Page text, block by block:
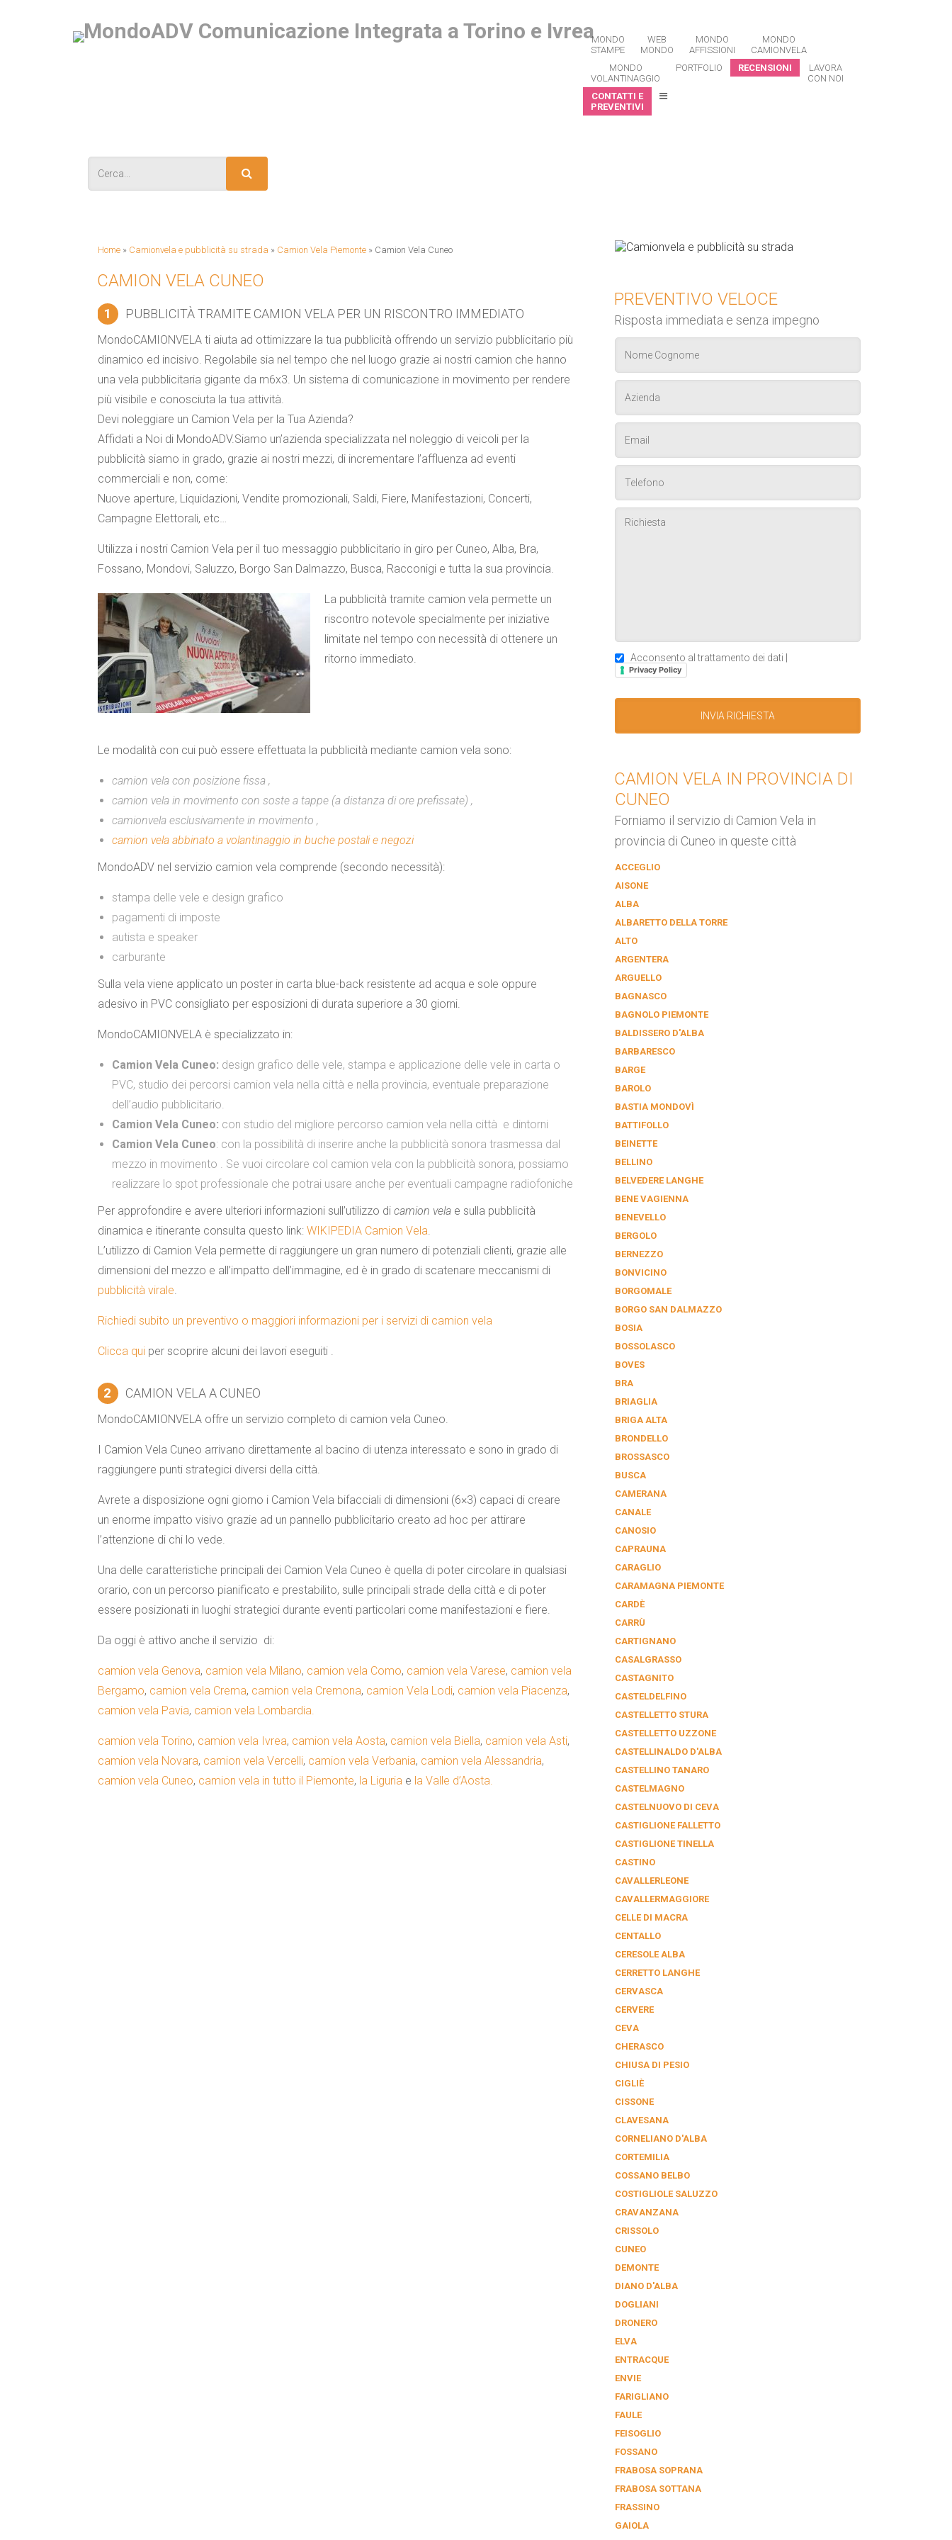
MONDO
STAMPE
WEB
MONDO
MONDO
AFFISSIONI
MONDO
CAMIONVELA
MONDO
VOLANTINAGGIO
PORTFOLIO RECENSIONI
LAVORA
CON NOI
CONTATTI E
PREVENTIVI
Home » Camionvela e pubblicità su strada » Camion Vela Piemonte » Camion Vela Cuneo
CAMION VELA CUNEO
1 PUBBLICITÀ TRAMITE CAMION VELA PER UN RISCONTRO IMMEDIATO
MondoCAMIONVELA ti aiuta ad ottimizzare la tua pubblicità offrendo un servizio pubblicitario più
dinamico ed incisivo. Regolabile sia nel tempo che nel luogo grazie ai nostri camion che hanno
una vela pubblicitaria gigante da m6x3. Un sistema di comunicazione in movimento per rendere
più visibile e conosciuta la tua attività.
Devi noleggiare un Camion Vela per la Tua Azienda?
Affidati a Noi di MondoADV.Siamo un’azienda specializzata nel noleggio di veicoli per la
pubblicità siamo in grado, grazie ai nostri mezzi, di incrementare l’affluenza ad eventi
commerciali e non, come:
Nuove aperture, Liquidazioni, Vendite promozionali, Saldi, Fiere, Manifestazioni, Concerti,
Campagne Elettorali, etc…
Utilizza i nostri Camion Vela per il tuo messaggio pubblicitario in giro per Cuneo, Alba, Bra,
Fossano, Mondovi, Saluzzo, Borgo San Dalmazzo, Busca, Racconigi e tutta la sua provincia.
La pubblicità tramite camion vela permette un
riscontro notevole specialmente per iniziative
limitate nel tempo con necessità di ottenere un
ritorno immediato.
Le modalità con cui può essere effettuata la pubblicità mediante camion vela sono:
camion vela con posizione fissa ,
camion vela in movimento con soste a tappe (a distanza di ore prefissate) ,
camionvela esclusivamente in movimento ,
camion vela abbinato a volantinaggio in buche postali e negozi
MondoADV nel servizio camion vela comprende (secondo necessità):
stampa delle vele e design grafico
pagamenti di imposte
autista e speaker
carburante
Sulla vela viene applicato un poster in carta blue-back resistente ad acqua e sole oppure
adesivo in PVC consigliato per esposizioni di durata superiore a 30 giorni.
MondoCAMIONVELA è specializzato in:
Camion Vela Cuneo: design grafico delle vele, stampa e applicazione delle vele in carta o
PVC, studio dei percorsi camion vela nella città e nella provincia, eventuale preparazione
dell’audio pubblicitario.
Camion Vela Cuneo: con studio del migliore percorso camion vela nella città e dintorni
Camion Vela Cuneo: con la possibilità di inserire anche la pubblicità sonora trasmessa dal
mezzo in movimento . Se vuoi circolare col camion vela con la pubblicità sonora, possiamo
realizzare lo spot professionale che potrai usare anche per eventuali campagne radiofoniche
Per approfondire e avere ulteriori informazioni sull’utilizzo di camion vela e sulla pubblicità
dinamica e itinerante consulta questo link: WIKIPEDIA Camion Vela.
L’utilizzo di Camion Vela permette di raggiungere un gran numero di potenziali clienti, grazie alle
dimensioni del mezzo e all’impatto dell’immagine, ed è in grado di scatenare meccanismi di
pubblicità virale.
Richiedi subito un preventivo o maggiori informazioni per i servizi di camion vela
Clicca qui per scoprire alcuni dei lavori eseguiti .
2 CAMION VELA A CUNEO
MondoCAMIONVELA offre un servizio completo di camion vela Cuneo.
I Camion Vela Cuneo arrivano direttamente al bacino di utenza interessato e sono in grado di
raggiungere punti strategici diversi della città.
Avrete a disposizione ogni giorno i Camion Vela bifacciali di dimensioni (6×3) capaci di creare
un enorme impatto visivo grazie ad un pannello pubblicitario creato ad hoc per attirare
l’attenzione di chi lo vede.
Una delle caratteristiche principali dei Camion Vela Cuneo è quella di poter circolare in qualsiasi
orario, con un percorso pianificato e prestabilito, sulle principali strade della città e di poter
essere posizionati in luoghi strategici durante eventi particolari come manifestazioni e fiere.
Da oggi è attivo anche il servizio di:
camion vela Genova, camion vela Milano, camion vela Como, camion vela Varese, camion vela
Bergamo, camion vela Crema, camion vela Cremona, camion Vela Lodi, camion vela Piacenza,
camion vela Pavia, camion vela Lombardia.
camion vela Torino, camion vela Ivrea, camion vela Aosta, camion vela Biella, camion vela Asti,
camion vela Novara, camion vela Vercelli, camion vela Verbania, camion vela Alessandria,
camion vela Cuneo, camion vela in tutto il Piemonte, la Liguria e la Valle d’Aosta.
PREVENTIVO VELOCE
Risposta immediata e senza impegno
Acconsento al trattamento dei dati |
Privacy Policy
CAMION VELA IN PROVINCIA DI
CUNEO
Forniamo il servizio di Camion Vela in
provincia di Cuneo in queste città
ACCEGLIO
AISONE
ALBA
ALBARETTO DELLA TORRE
ALTO
ARGENTERA
ARGUELLO
BAGNASCO
BAGNOLO PIEMONTE
BALDISSERO D'ALBA
BARBARESCO
BARGE
BAROLO
BASTIA MONDOVÌ
BATTIFOLLO
BEINETTE
BELLINO
BELVEDERE LANGHE
BENE VAGIENNA
BENEVELLO
BERGOLO
BERNEZZO
BONVICINO
BORGOMALE
BORGO SAN DALMAZZO
BOSIA
BOSSOLASCO
BOVES
BRA
BRIAGLIA
BRIGA ALTA
BRONDELLO
BROSSASCO
BUSCA
CAMERANA
CANALE
CANOSIO
CAPRAUNA
CARAGLIO
CARAMAGNA PIEMONTE
CARDÈ
CARRÙ
CARTIGNANO
CASALGRASSO
CASTAGNITO
CASTELDELFINO
CASTELLETTO STURA
CASTELLETTO UZZONE
CASTELLINALDO D'ALBA
CASTELLINO TANARO
CASTELMAGNO
CASTELNUOVO DI CEVA
CASTIGLIONE FALLETTO
CASTIGLIONE TINELLA
CASTINO
CAVALLERLEONE
CAVALLERMAGGIORE
CELLE DI MACRA
CENTALLO
CERESOLE ALBA
CERRETTO LANGHE
CERVASCA
CERVERE
CEVA
CHERASCO
CHIUSA DI PESIO
CIGLIÈ
CISSONE
CLAVESANA
CORNELIANO D'ALBA
CORTEMILIA
COSSANO BELBO
COSTIGLIOLE SALUZZO
CRAVANZANA
CRISSOLO
CUNEO
DEMONTE
DIANO D'ALBA
DOGLIANI
DRONERO
ELVA
ENTRACQUE
ENVIE
FARIGLIANO
FAULE
FEISOGLIO
FOSSANO
FRABOSA SOPRANA
FRABOSA SOTTANA
FRASSINO
GAIOLA